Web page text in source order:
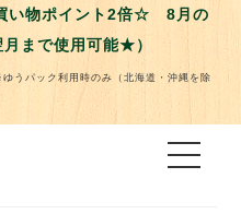
い物ポイント2倍☆ 8月の
月まで使用可能★）
うパック利用時のみ（北海道・沖縄を除